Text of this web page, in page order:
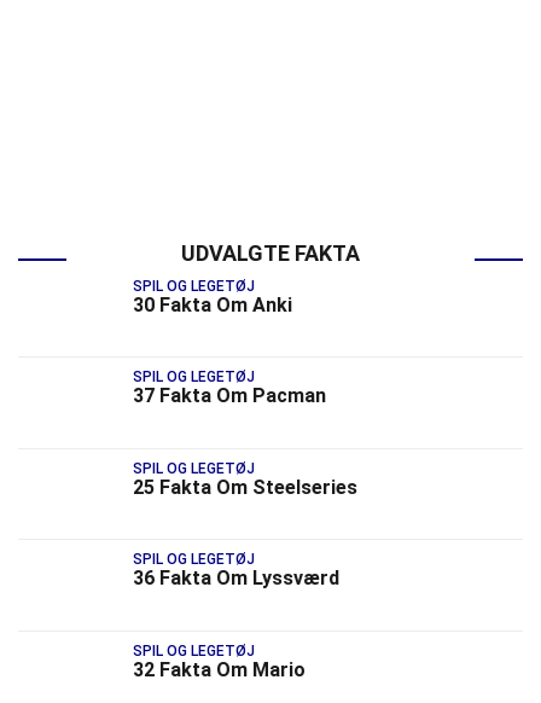
UDVALGTE FAKTA
SPIL OG LEGETØJ
30 Fakta Om Anki
SPIL OG LEGETØJ
37 Fakta Om Pacman
SPIL OG LEGETØJ
25 Fakta Om Steelseries
SPIL OG LEGETØJ
36 Fakta Om Lyssværd
SPIL OG LEGETØJ
32 Fakta Om Mario